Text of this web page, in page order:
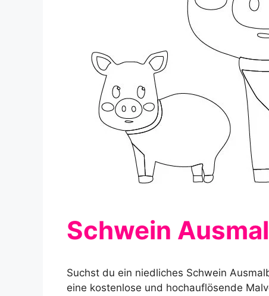
Schwein
Suchst du ein niedliches Schwein
eine kostenlose und hochauflösende